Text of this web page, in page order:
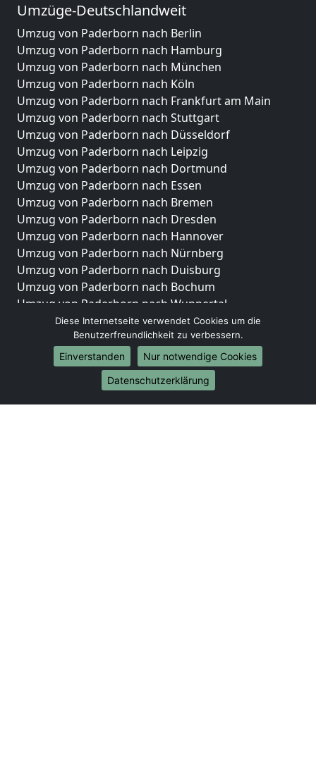
Umzüge-Deutschlandweit
Umzug von Paderborn nach Berlin
Umzug von Paderborn nach Hamburg
Umzug von Paderborn nach München
Umzug von Paderborn nach Köln
Umzug von Paderborn nach Frankfurt am Main
Umzug von Paderborn nach Stuttgart
Umzug von Paderborn nach Düsseldorf
Umzug von Paderborn nach Leipzig
Umzug von Paderborn nach Dortmund
Umzug von Paderborn nach Essen
Umzug von Paderborn nach Bremen
Umzug von Paderborn nach Dresden
Umzug von Paderborn nach Hannover
Umzug von Paderborn nach Nürnberg
Umzug von Paderborn nach Duisburg
Umzug von Paderborn nach Bochum
Umzug von Paderborn nach Wuppertal
Umzug von Paderborn nach Bielefeld
Umzug von Paderborn nach Bonn
Umzug von Paderborn nach Münster
Internationale-Umzüge
Umzug von Paderborn nach Brasilien
Diese Internetseite verwendet Cookies um die
Benutzerfreundlichkeit zu verbessern.
Einverstanden
Nur notwendige Cookies
Datenschutzerklärung